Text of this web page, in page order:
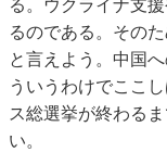
る。ウクライナ支
るのである。その
と言えよう。中国
ういうわけでここ
ス総選挙が終わる
い。